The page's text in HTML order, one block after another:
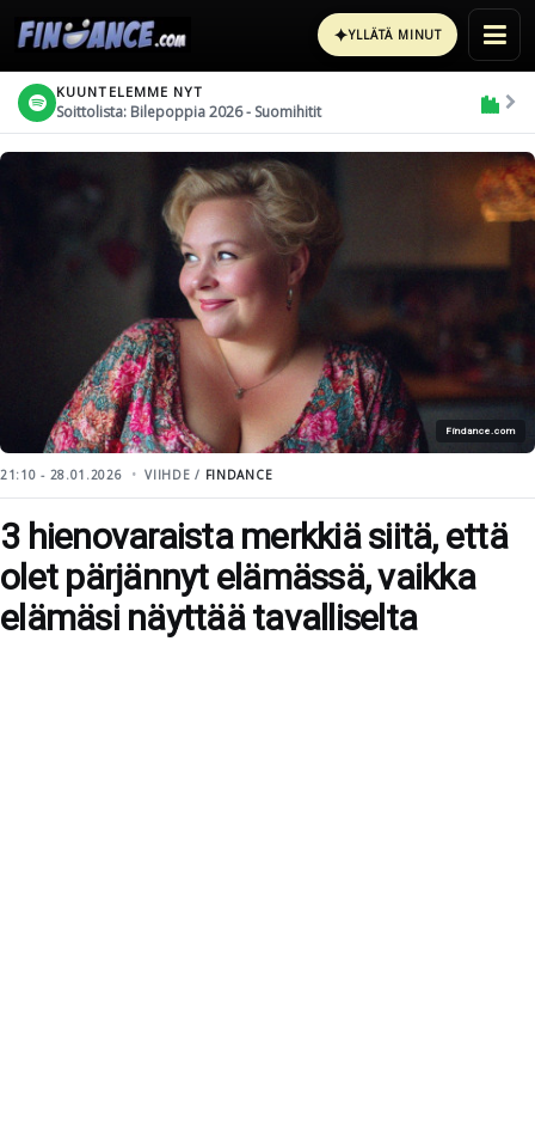
✦YLLÄTÄ MINUT
KUUNTELEMME NYT
Soittolista: Bilepoppia 2026 - Suomihitit
Findance.com
21:10 - 28.01.2026 VIIHDE / FINDANCE
3 hienovaraista merkkiä siitä, että
olet pärjännyt elämässä, vaikka
elämäsi näyttää tavalliselta